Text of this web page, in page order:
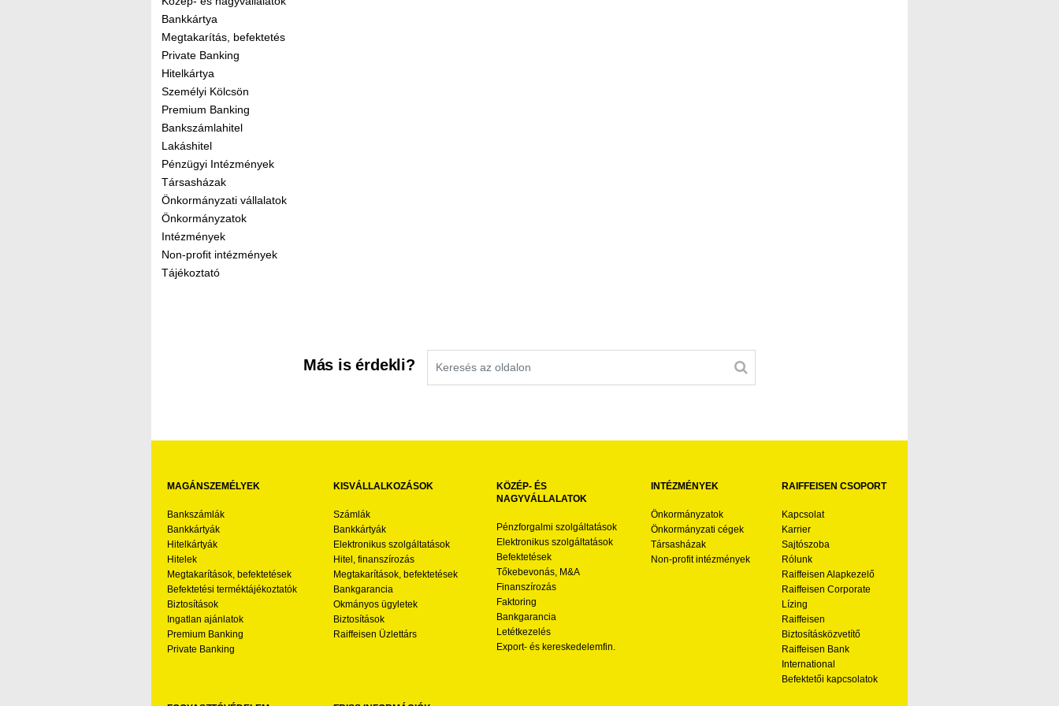
Bankkártya
Megtakarítás, befektetés
Private Banking
Hitelkártya
Személyi Kölcsön
Premium Banking
Bankszámlahitel
Lakáshitel
Pénzügyi Intézmények
Társasházak
Önkormányzati vállalatok
Önkormányzatok
Intézmények
Non-profit intézmények
Tájékoztató
Más is érdekli?
MAGÁNSZEMÉLYEK
Bankszámlák
Bankkártyák
Hitelkártyák
Hitelek
Megtakarítások, befektetések
Befektetési terméktájékoztatók
Biztosítások
Ingatlan ajánlatok
Premium Banking
Private Banking
KISVÁLLALKOZÁSOK
Számlák
Bankkártyák
Elektronikus szolgáltatások
Hitel, finanszírozás
Megtakarítások, befektetések
Bankgarancia
Okmányos ügyletek
Biztosítások
Raiffeisen Üzlettárs
KÖZÉP- ÉS
NAGYVÁLLALATOK
Pénzforgalmi szolgáltatások
Elektronikus szolgáltatások
Befektetések
Tőkebevonás, M&A
Finanszírozás
Faktoring
Bankgarancia
Letétkezelés
Export- és kereskedelemfin.
INTÉZMÉNYEK
Önkormányzatok
Önkormányzati cégek
Társasházak
Non-profit intézmények
RAIFFEISEN CSOPORT
Kapcsolat
Karrier
Sajtószoba
Rólunk
Raiffeisen Alapkezelő
Raiffeisen Corporate
Lízing
Raiffeisen
Biztosításközvetítő
Raiffeisen Bank
International
Befektetői kapcsolatok